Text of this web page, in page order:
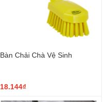
Bàn Chải Chà Vệ Sinh
18.144₫